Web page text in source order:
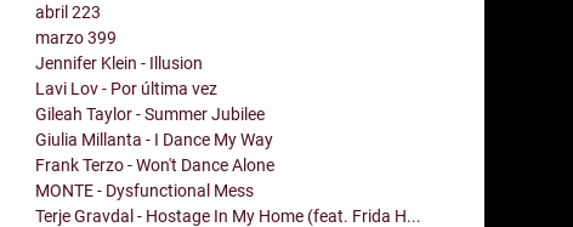
abril223
marzo399
Jennifer Klein - Illusion
Lavi Lov - Por última vez
Gileah Taylor - Summer Jubilee
Giulia Millanta - I Dance My Way
Frank Terzo - Won't Dance Alone
MONTE - Dysfunctional Mess
Terje Gravdal - Hostage In My Home (feat. Frida H...